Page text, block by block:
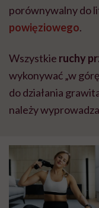
porównywalny do
powięziowego.
Wszystkie ruchy
wykonywać „w
do działania
należy